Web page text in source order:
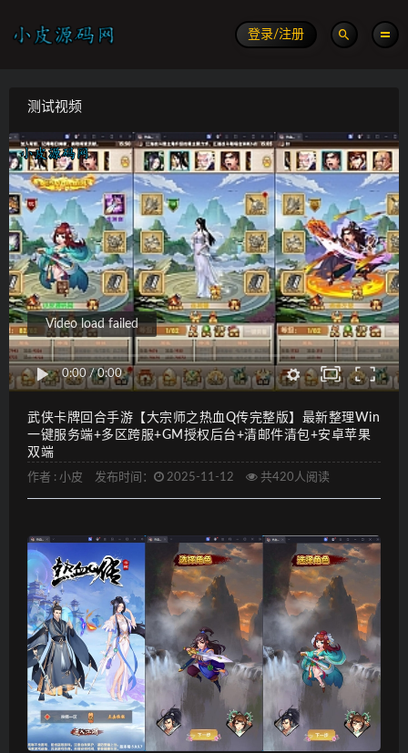
登录/注册
测试视频
0:00/0:00
Video load failed
武侠卡牌回合手游【大宗师之热血Q传完整版】最新整理Win
一键服务端+多区跨服+GM授权后台+清邮件清包+安卓苹果
双端
作者 : 小皮 发布时间： 2025-11-12 共420人阅读